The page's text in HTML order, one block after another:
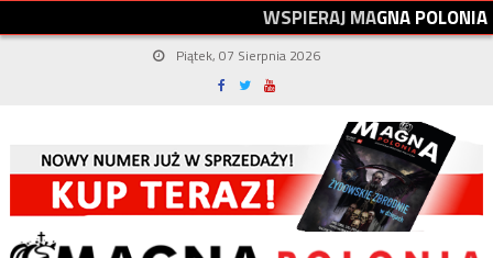
WSPIERAJMAGNAPOLONIA
Piątek, 07 Sierpnia 2026